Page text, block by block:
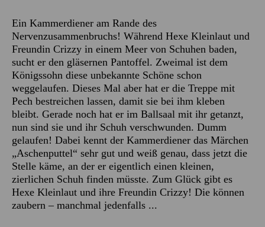
Ein Kammerdiener am Rande des
Nervenzusammenbruchs! Während Hexe Kleinlaut und
Freundin Crizzy in einem Meer von Schuhen baden,
sucht er den gläsernen Pantoffel. Zweimal ist dem
Königssohn diese unbekannte Schöne schon
weggelaufen. Dieses Mal aber hat er die Treppe mit
Pech bestreichen lassen, damit sie bei ihm kleben
bleibt. Gerade noch hat er im Ballsaal mit ihr getanzt,
nun sind sie und ihr Schuh verschwunden. Dumm
gelaufen! Dabei kennt der Kammerdiener das Märchen
„Aschenputtel“ sehr gut und weiß genau, dass jetzt die
Stelle käme, an der er eigentlich einen kleinen,
zierlichen Schuh finden müsste. Zum Glück gibt es
Hexe Kleinlaut und ihre Freundin Crizzy! Die können
zaubern – manchmal jedenfalls ...